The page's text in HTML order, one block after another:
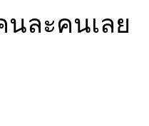
นละคนเลย